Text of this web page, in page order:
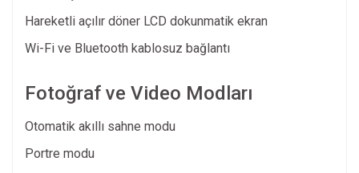
Hareketli açılır döner LCD dokunmatik ekran
Wi-Fi ve Bluetooth kablosuz bağlantı
Fotoğraf ve Video Modları
Otomatik akıllı sahne modu
Portre modu